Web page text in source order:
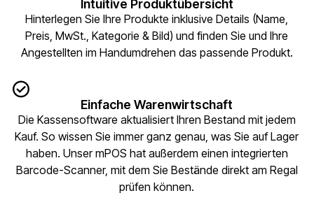
Intuitive Produktübersicht
Hinterlegen Sie Ihre Produkte inklusive Details (Name,
Preis, MwSt., Kategorie & Bild) und finden Sie und Ihre
Angestellten im Handumdrehen das passende Produkt.
Einfache Warenwirtschaft
Die Kassensoftware aktualisiert Ihren Bestand mit jedem
Kauf. So wissen Sie immer ganz genau, was Sie auf Lager
haben. Unser mPOS hat außerdem einen integrierten
Barcode-Scanner, mit dem Sie Bestände direkt am Regal
prüfen können.